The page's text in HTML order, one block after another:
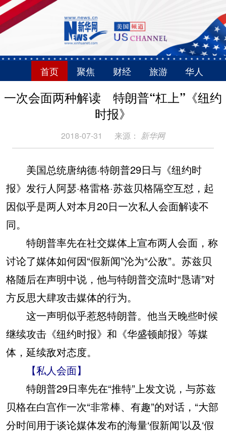
首页 聚焦 财经 旅游 华人
一次会面两种解读 特朗普“杠上”《纽约
时报》
2018-07-31 来源： 新华网
美国总统唐纳德·特朗普29日与《纽约时
报》发行人阿瑟·格雷格·苏兹贝格隔空互怼，起
因似乎是两人对本月20日一次私人会面解读不
同。
特朗普率先在社交媒体上宣布两人会面，称
讨论了媒体如何因“假新闻”沦为“公敌”。苏兹贝
格随后在声明中说，他与特朗普交流时“恳请”对
方反思大肆攻击媒体的行为。
这一声明似乎惹怒特朗普。他当天晚些时候
继续攻击《纽约时报》和《华盛顿邮报》等媒
体，延续敌对态度。
【私人会面】
特朗普29日率先在“推特”上发文说，与苏兹
贝格在白宫作一次“非常棒、有趣”的对话，“大部
分时间用于谈论媒体发布的海量‘假新闻’以及‘假